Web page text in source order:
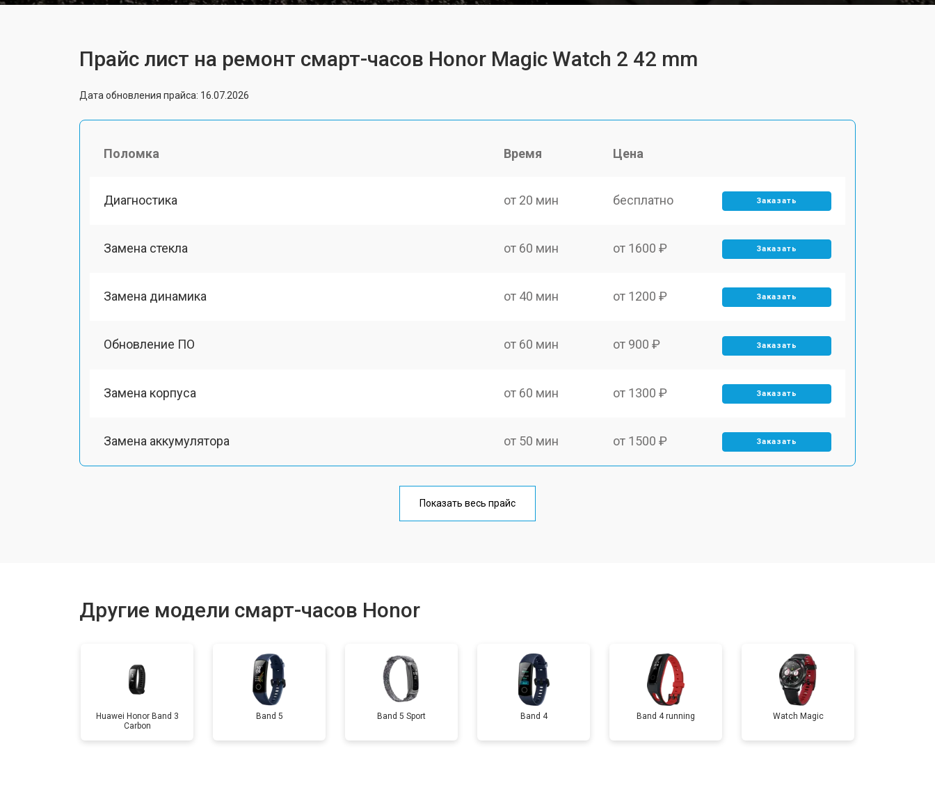
Прайс лист на ремонт смарт-часов Honor Magic Watch 2 42 mm
Дата обновления прайса: 16.07.2026
Поломка Время Цена
Диагностика от 20 мин бесплатно Заказать
Замена стекла от 60 мин от 1600 ₽ Заказать
Замена динамика от 40 мин от 1200 ₽ Заказать
Обновление ПО от 60 мин от 900 ₽ Заказать
Замена корпуса от 60 мин от 1300 ₽ Заказать
Замена аккумулятора от 50 мин от 1500 ₽ Заказать
от 60 мин
Замена Wi-Fi от 70 мин от 2000 ₽ Заказать
Замена Bluetooth
Показать весь прайс
Другие модели смарт-часов Honor
Huawei Honor Band 3
Carbon
Band 5 Band 5 Sport Band 4 Band 4 running Watch Magic